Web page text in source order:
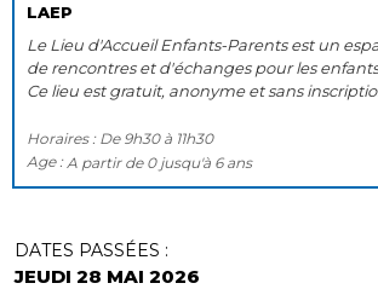
LAEP
Le Lieu d'Accueil Enfants-Parents est un
de rencontres et d'échanges pour les
Ce lieu est gratuit, anonyme et sans
Horaires : De 9h30 à 11h30
Age : A partir de 0 jusqu'à 6 ans
DATES PASSÉES :
JEUDI 28 MAI 2026